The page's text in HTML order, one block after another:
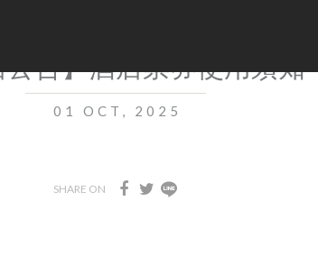
告】酒店票券使用須知
01 OCT, 2025
SHARE ON